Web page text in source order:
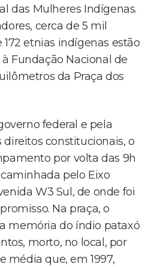
das Mulheres Indígenas.
cerca de 5 mil
etnias indígenas estão
Fundação Nacional de
da Praça dos
federal e pela
constitucionais, o
por volta das 9h
pelo Eixo
W3 Sul, de onde foi
Na praça, o
memória do índio pataxó
morto, no local, por
média que, em 1997,